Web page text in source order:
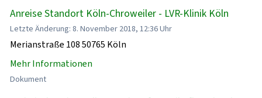
Anreise Standort Köln-Chroweiler - LVR-Klinik Köln
Letzte Änderung: 8. November 2018, 12:36 Uhr
Merianstraße 108 50765 Köln
Mehr Informationen
Dokument